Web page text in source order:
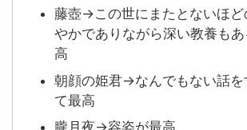
藤壺→この世にまたとないほど
やかでありながら深い教養も
高
朝顔の姫君→なんでもない話を
て最高